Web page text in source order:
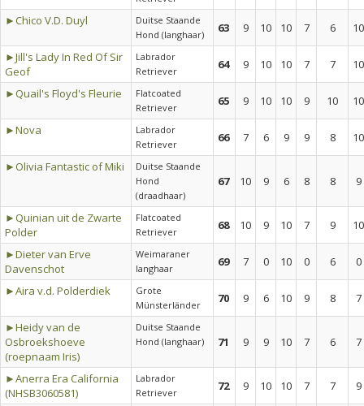
►Chico V.D. Duyl
Duitse Staande
Hond (langhaar)
63 9 10 10 7 6
10
►Jill's Lady In Red Of Sir
Geof
Labrador
Retriever
64 9 10 10 7 7
10
►Quail's Floyd's Fleurie
Flatcoated
Retriever
65 9 10 10 9 10
10
►Nova
Labrador
Retriever
66 7 6 9 9 8
10
►Olivia Fantastic of Miki
Duitse Staande
Hond
(draadhaar)
67 10 9 6 8 8 9
►Quinian uit de Zwarte
Polder
Flatcoated
Retriever
68 10 9 10 7 9
10
►Dieter van Erve
Davenschot
Weimaraner
langhaar
69 7 0 10 0 6
0
►Aira v.d. Polderdiek
Grote
Münsterländer
70 9 6 10 9 8
7
►Heidy van de
Osbroekshoeve
(roepnaam Iris)
Duitse Staande
Hond (langhaar)
71 9 9 10 7 6 7
►Anerra Era California
(NHSB3060581)
Labrador
Retriever
72 9 10 10 7 7
9